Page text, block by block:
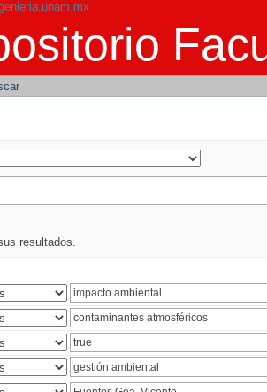
resultados.